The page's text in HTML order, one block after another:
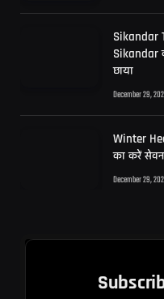
Sikandar
Sikandar
छाया
December 29,
Winter
का करें
December 29,